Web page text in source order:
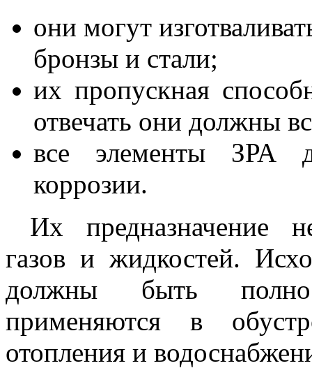
они могут
бронзы и стали;
их пропускная
отвечать они должны
все элементы ЗРА
коррозии.
Их предназначение
газов и жидкостей.
должны быть
применяются в
отопления и